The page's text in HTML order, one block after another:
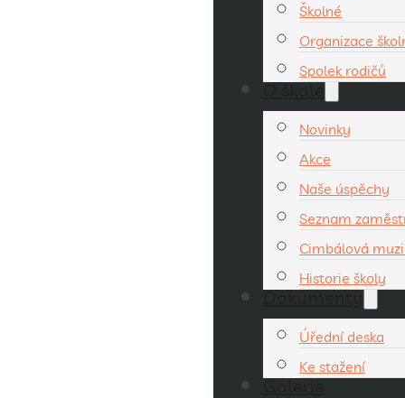
Školné
Organizace
Spolek rodičů
O škole
Novinky
Akce
Naše úspěchy
Seznam
Cimbálová
Historie školy
Dokumenty
Úřední deska
Ke stažení
Galerie